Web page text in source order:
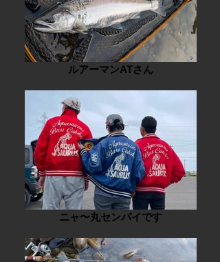
ルアーマンATさん
ニャ〜丸センパイです